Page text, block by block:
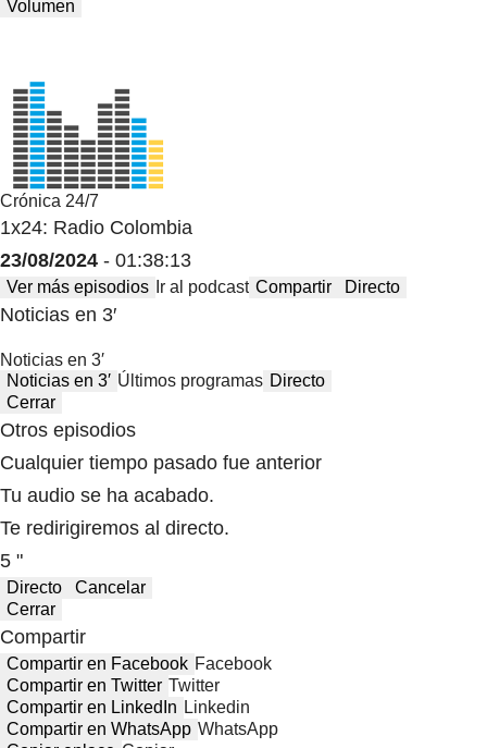
Volumen
Crónica 24/7
1x24: Radio Colombia
23/08/2024 - 01:38:13
Ver más episodios Ir al podcast Compartir Directo
Noticias en 3′
Noticias en 3′
Noticias en 3′ Últimos programas Directo
Cerrar
Otros episodios
Cualquier tiempo pasado fue anterior
Tu audio se ha acabado.
Te redirigiremos al directo.
5 "
Directo
Cancelar
Cerrar
Compartir
Compartir en Facebook Facebook
Compartir en Twitter Twitter
Compartir en LinkedIn Linkedin
Compartir en WhatsApp WhatsApp